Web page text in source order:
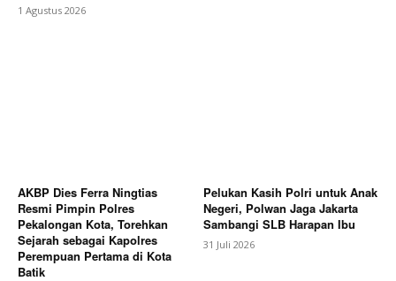
1 Agustus 2026
AKBP Dies Ferra Ningtias
Resmi Pimpin Polres
Pekalongan Kota, Torehkan
Sejarah sebagai Kapolres
Perempuan Pertama di Kota
Batik
Pelukan Kasih Polri untuk Anak
Negeri, Polwan Jaga Jakarta
Sambangi SLB Harapan Ibu
31 Juli 2026